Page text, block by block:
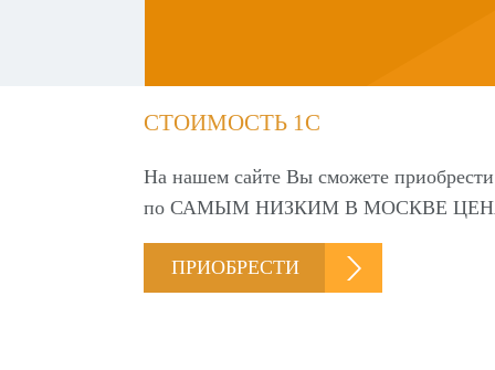
СТОИМОСТЬ 1С
На нашем сайте Вы сможете
по САМЫМ НИЗКИМ В МОСКВЕ
ПРИОБРЕСТИ